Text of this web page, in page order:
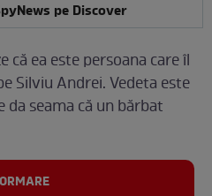
pe Discover
că ea este persoana care îl
Silviu Andrei. Vedeta este
da seama că un bărbat